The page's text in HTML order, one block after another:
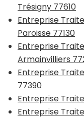
Trésigny 77610
Entreprise
Paroisse 77130
Entreprise
Armainvilliers
Entreprise
77390
Entreprise
Entreprise